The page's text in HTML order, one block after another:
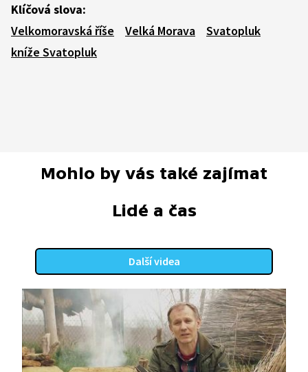
Klíčová slova:
Velkomoravská říše
Velká Morava
Svatopluk
kníže Svatopluk
Mohlo by vás také zajímat
Lidé a čas
Další videa